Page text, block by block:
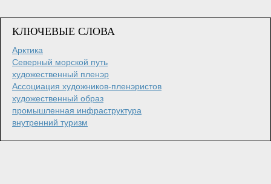
КЛЮЧЕВЫЕ СЛОВА
Арктика
Северный морской путь
художественный пленэр
Ассоциация художников-пленэристов
художественный образ
промышленная инфраструктура
внутренний туризм